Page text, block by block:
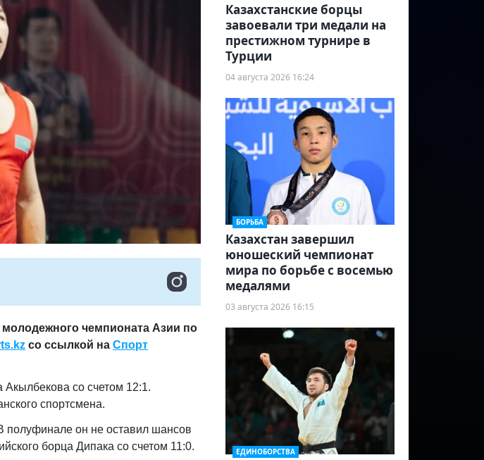
молодежного чемпионата Азии по
со ссылкой на Спорт
со счетом 12:1.
спортсмена.
полуфинале он не оставил шансов
борца Дипака со счетом 11:0.
Казахстанские борцы
завоевали три медали на
престижном турнире в
Турции
04 августа 2026 16:24
БОРЬБА
Казахстан завершил
юношеский чемпионат
мира по борьбе с восемью
медалями
03 августа 2026 16:15
ЕДИНОБОРСТВА